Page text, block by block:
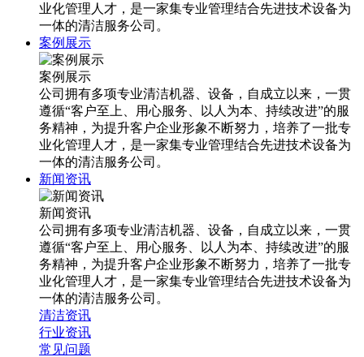
业化管理人才，是一家集专业管理结合先进技术设备为
一体的清洁服务公司。
案例展示
案例展示
公司拥有多项专业清洁机器、设备，自成立以来，一贯
遵循“客户至上、用心服务、以人为本、持续改进”的服
务精神，为提升客户企业形象不断努力，培养了一批专
业化管理人才，是一家集专业管理结合先进技术设备为
一体的清洁服务公司。
新闻资讯
新闻资讯
公司拥有多项专业清洁机器、设备，自成立以来，一贯
遵循“客户至上、用心服务、以人为本、持续改进”的服
务精神，为提升客户企业形象不断努力，培养了一批专
业化管理人才，是一家集专业管理结合先进技术设备为
一体的清洁服务公司。
清洁资讯
行业资讯
常见问题